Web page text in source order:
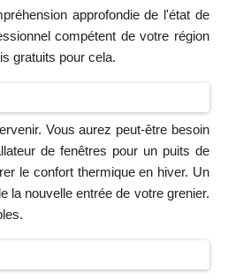
approfondie de l'état de
compétent de votre région
gratuits pour cela.
Vous aurez peut-être besoin
de fenêtres pour un puits de
le confort thermique en hiver. Un
la nouvelle entrée de votre grenier.